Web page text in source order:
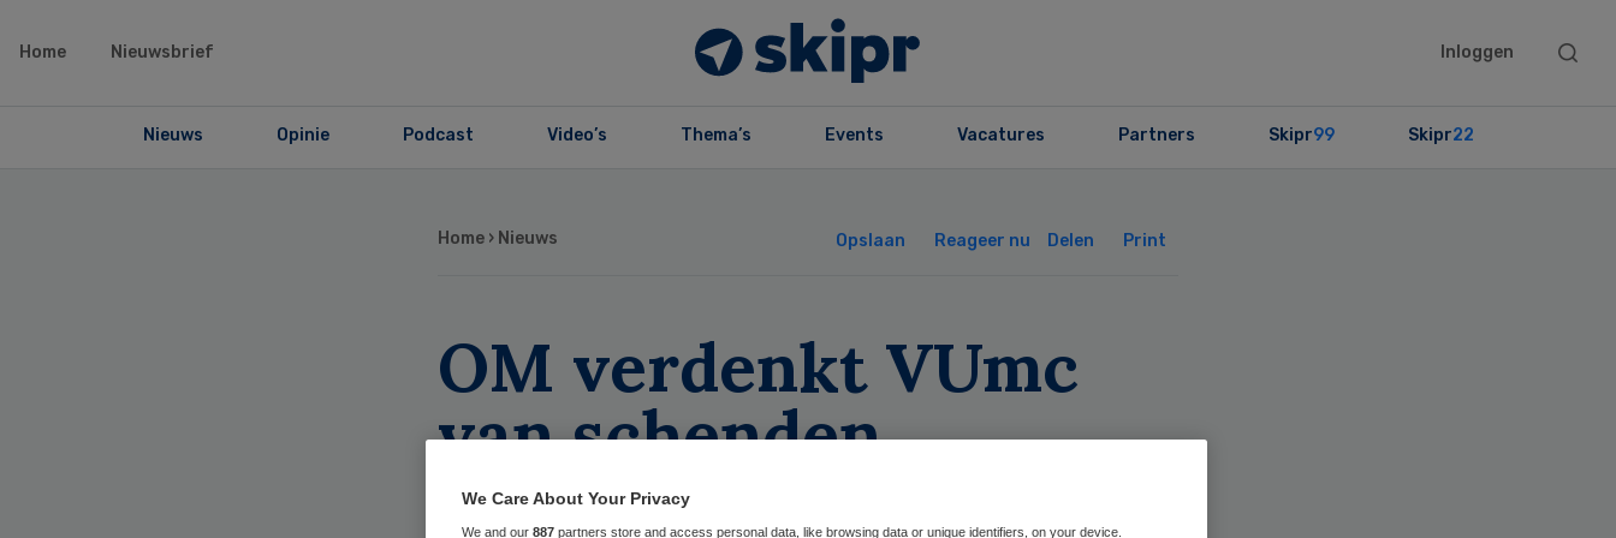
Home Nieuwsbrief Inloggen
Search
Nieuws Opinie Podcast Video’s Thema’s Events Vacatures Partners Skipr99 Skipr22
Home › Nieuws Opslaan Reageer nu Delen Print
OM verdenkt VUmc
van schenden
beroepsgeheim
We Care About Your Privacy
We and our 887 partners store and access personal data, like browsing data or unique identifiers, on your device.